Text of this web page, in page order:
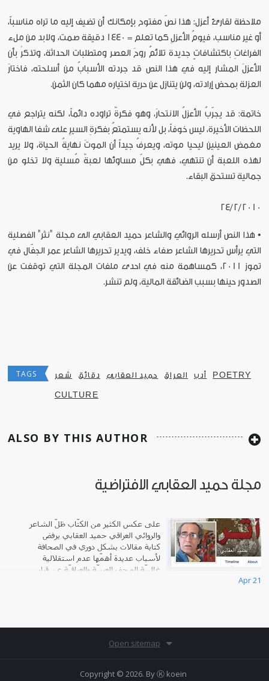
ملاحظة لقارئ أعزل: هذا نصّ مفتوح بإمكانك أن تضيف إليه ما تراه مناسباً،
أو غير مناسب، فيومُ الأعزلِ كما تعلم = 1440 دقيقة صمت، ولابد من ملء
الفراغاتِ باكتشافاتٍ جديدة تلائمُ روحَ العصر ومتطلبات الحداثة، وتذكرْ بأن
الأعزلَ المشار إليه في هذا النص قد جردته الأسبابُ من أسلحته، فاختارَ
العزلة بمحض إرادته، ولن يتنازل عن حرية اختياره مهما كان الثمن.
خاتمة: قد يجرّبُ الأعزلُ الانتحارَ، وهو فكرةٌ تراوده دائماً، لكنه يتراجع في
اللحظات الأخيرة، ليس خوفاً، بل لأنه يستمتعُ بفكرةِ السيرِ على شفا الهاوية
مغمض العينين ليحيا موته، ويعرفُ جيداً أن الموتَ نهايةُ الحياة، ولا يريد
لهذه اللعبة أن تنتهي، فهي بكلّ مساوئها لعبةٌ مُسلية ولا تخلو من
جمالية تستحق البقاء.
24/2/2010
• هذا النص أرسله الروائي والشاعر حميد العقابي الى مجلة "نثر" الفصلية
التي يرأس تحريرها الشاعر صفاء خلف، ويدير تحريرها الشاعر عمر الجفّال في
تموز 2011، كمساهمة منه في احدى ملفات المجلة التي توقفت عن
الصدور حينها بسبب الضائقة المالية، ولم تنشر.
TAGS شعر دقائق حميد العقابي العراق أدب POETRY
CULTURE
ALSO BY THIS AUTHOR
مجلة حميد العقابي الافتراضية
على عكس الكثير من الكتّاب ظلّ الشاعر
والروائي العراقي حميد العقابي يرفض
كتابة مقالات بشكل دوري في الصحافة
لأسباب عديدة أهمّها عدم استقلالية
غالبيّة الصحف العربيّة والعراقيّة عن قرار
Apr 21
Open sitemap
Copyright © 2026. ByⓀ koein